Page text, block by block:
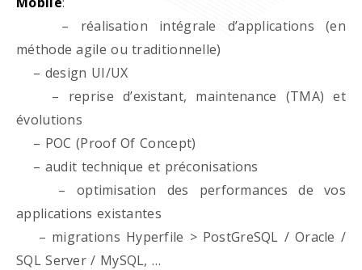
– réalisation intégrale d’applications (en
méthode agile ou traditionnelle)
– design UI/UX
– reprise d’existant, maintenance (TMA) et
évolutions
– POC (Proof Of Concept)
– audit technique et préconisations
– optimisation des performances de vos
applications existantes
– migrations Hyperfile > PostGreSQL / Oracle /
SQL Server / MySQL, …